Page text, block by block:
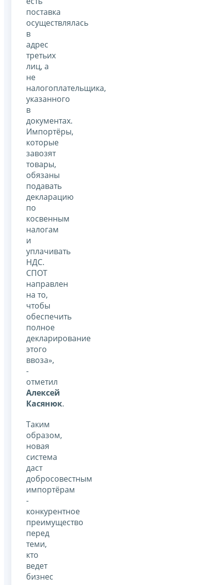
поставка
осуществлялась
в
адрес
третьих
лиц, а
не
налогоплательщика,
указанного
в
документах.
Импортёры,
которые
завозят
товары,
обязаны
подавать
декларацию
по
косвенным
налогам
и
уплачивать
НДС.
СПОТ
направлен
на то,
чтобы
обеспечить
полное
декларирование
этого
ввоза»,
-
отметил
Алексей
Касянюк.
Таким
образом,
новая
система
даст
добросовестным
импортёрам
-
конкурентное
преимущество
перед
теми,
кто
ведет
бизнес